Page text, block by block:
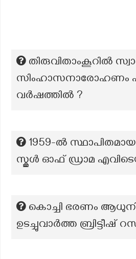
തിരുവിതാംകൂറിൽ
സിംഹാസനാരോഹണം
വർഷത്തിൽ ?
1959-ൽ
സ്കൂൾ ഓഫ് ഡ്രാമ
കൊച്ചി ഭരണം
ഉടച്ചുവാർത്ത ബ്രിട്ടീഷ്